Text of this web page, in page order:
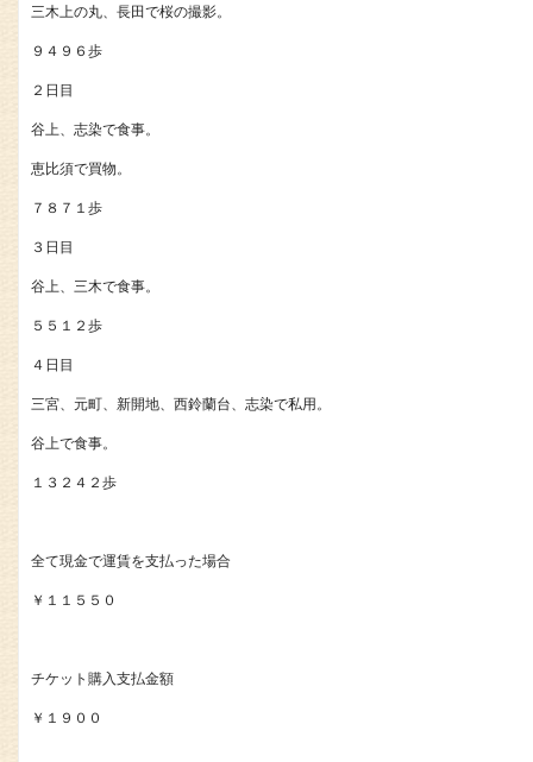
三木上の丸、長田で桜の撮影。
９４９６歩
２日目
谷上、志染で食事。
恵比須で買物。
７８７１歩
３日目
谷上、三木で食事。
５５１２歩
４日目
三宮、元町、新開地、西鈴蘭台、志染で私用。
谷上で食事。
１３２４２歩
全て現金で運賃を支払った場合
￥１１５５０
チケット購入支払金額
￥１９００